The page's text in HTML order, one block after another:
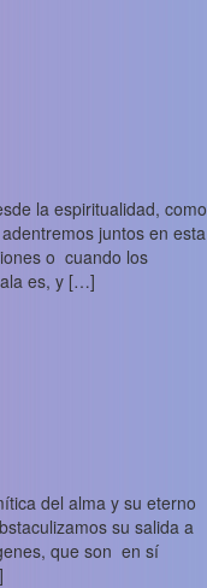
la espiritualidad, como
juntos en esta
o cuando los
es, y […]
del alma y su eterno
su salida a
que son en sí